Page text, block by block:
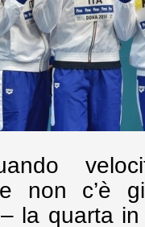
non
– la quarta